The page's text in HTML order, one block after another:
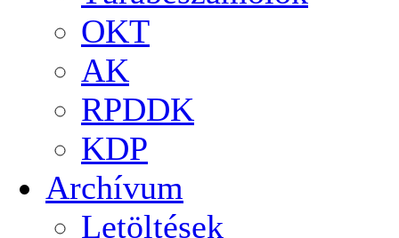
OKT
AK
RPDDK
KDP
Archívum
Letöltések